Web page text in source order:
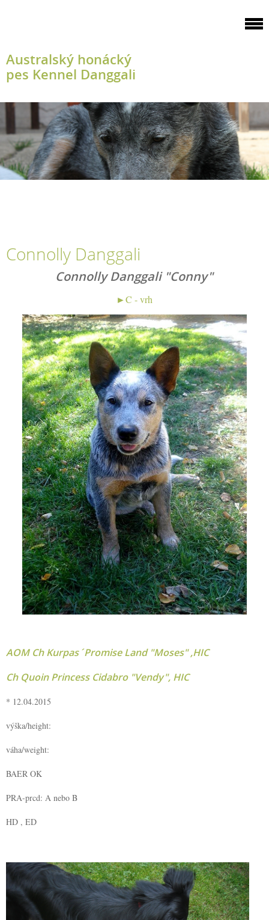
Australský honácký
pes Kennel Danggali
Connolly Danggali
Connolly Danggali "Conny"
►C - vrh
AOM Ch Kurpas´Promise Land "Moses" ,HIC
Ch Quoin Princess Cidabro "Vendy", HIC
* 12.04.2015
výška/height:
váha/weight:
BAER OK
PRA-prcd: A nebo B
HD , ED